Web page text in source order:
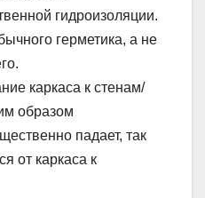
гидроизоляции.
герметика, а не
каркаса к стенам/
образом
падает, так
от каркаса к